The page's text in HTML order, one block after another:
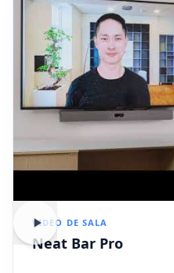
VIDEO DE SALA
Neat Bar Pro